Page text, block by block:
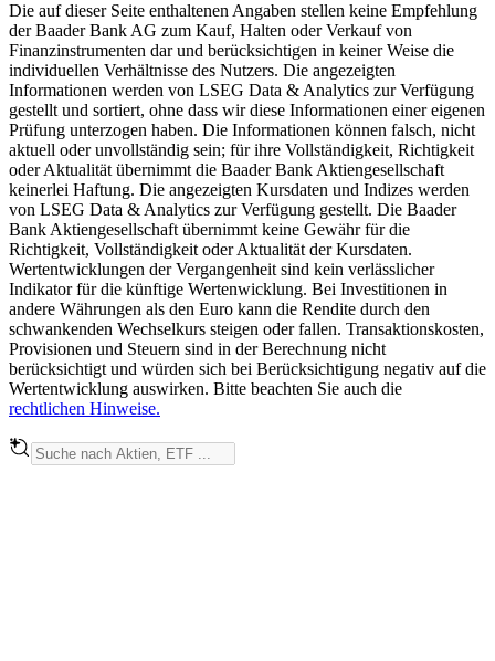
Die auf dieser Seite enthaltenen Angaben stellen keine Empfehlung
der Baader Bank AG zum Kauf, Halten oder Verkauf von
Finanzinstrumenten dar und berücksichtigen in keiner Weise die
individuellen Verhältnisse des Nutzers. Die angezeigten
Informationen werden von LSEG Data & Analytics zur Verfügung
gestellt und sortiert, ohne dass wir diese Informationen einer eigenen
Prüfung unterzogen haben. Die Informationen können falsch, nicht
aktuell oder unvollständig sein; für ihre Vollständigkeit, Richtigkeit
oder Aktualität übernimmt die Baader Bank Aktiengesellschaft
keinerlei Haftung. Die angezeigten Kursdaten und Indizes werden
von LSEG Data & Analytics zur Verfügung gestellt. Die Baader
Bank Aktiengesellschaft übernimmt keine Gewähr für die
Richtigkeit, Vollständigkeit oder Aktualität der Kursdaten.
Wertentwicklungen der Vergangenheit sind kein verlässlicher
Indikator für die künftige Wertenwicklung. Bei Investitionen in
andere Währungen als den Euro kann die Rendite durch den
schwankenden Wechselkurs steigen oder fallen. Transaktionskosten,
Provisionen und Steuern sind in der Berechnung nicht
berücksichtigt und würden sich bei Berücksichtigung negativ auf die
Wertentwicklung auswirken. Bitte beachten Sie auch die
rechtlichen Hinweise.